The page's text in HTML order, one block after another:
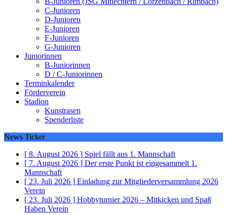
C-Junioren
D-Junioren
E-Junioren
F-Junioren
G-Junioren
Juniorinnen
B-Juniorinnen
D / C-Juniorinnen
Terminkalender
Förderverein
Stadion
Kunstrasen
Spenderliste
News Ticker
[ 8. August 2026 ] Spiel fällt aus 1. Mannschaft
[ 7. August 2026 ] Der erste Punkt ist eingesammelt 1.
Mannschaft
[ 23. Juli 2026 ] Einladung zur Mitgliederversammlung 2026
Verein
[ 23. Juli 2026 ] Hobbyturnier 2026 – Mitkicken und Spaß
Haben Verein